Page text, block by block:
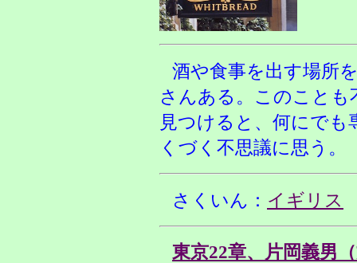
酒や食事を出す場所
さんある。このこと
見つけると、何にで
くづく不思議に思う。
さくいん： イギリス
東京22章、片岡義男